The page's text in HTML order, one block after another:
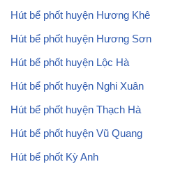
Hút bể phốt huyện Hương Khê
Hút bể phốt huyện Hương Sơn
Hút bể phốt huyện Lộc Hà
Hút bể phốt huyện Nghi Xuân
Hút bể phốt huyện Thạch Hà
Hút bể phốt huyện Vũ Quang
Hút bể phốt Kỳ Anh